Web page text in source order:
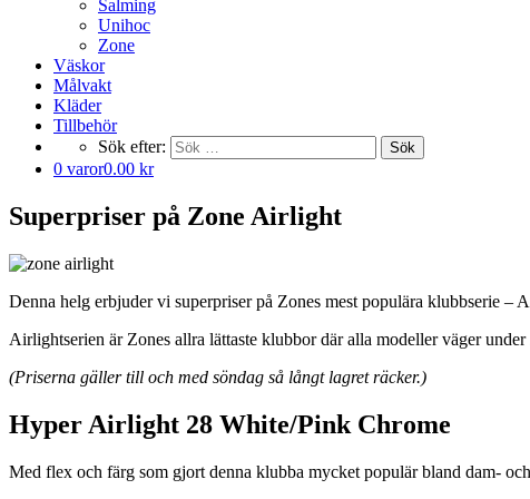
Salming
Unihoc
Zone
Väskor
Målvakt
Kläder
Tillbehör
Sök efter:
Sök
0 varor0.00 kr
Superpriser på Zone Airlight
Denna helg erbjuder vi superpriser på Zones mest populära klubbserie –
Airlightserien är Zones allra lättaste klubbor där alla modeller väger
(Priserna gäller till och med söndag så långt lagret räcker.)
Hyper Airlight 28 White/Pink Chrome
Med flex och färg som gjort denna klubba mycket populär bland dam-